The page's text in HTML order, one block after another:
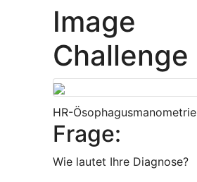
Image
Challenge
HR-Ösophagusmanometrie
Frage:
Wie lautet Ihre Diagnose?